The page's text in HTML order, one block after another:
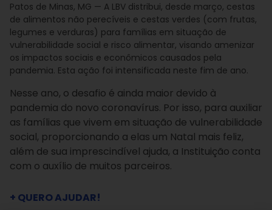
Patos de Minas, MG — A LBV distribui, desde março, cestas
de alimentos não perecíveis e cestas verdes (com frutas,
legumes e verduras) para famílias em situação de
vulnerabilidade social e risco alimentar, visando amenizar
os impactos sociais e econômicos causados pela
pandemia. Esta ação foi intensificada neste fim de ano.
Nesse ano, o desafio é ainda maior devido à
pandemia do novo coronavírus. Por isso, para auxiliar
as famílias que vivem em situação de vulnerabilidade
social, proporcionando a elas um Natal mais feliz,
além de sua imprescindível ajuda, a Instituição conta
com o auxílio de muitos parceiros.
+ QUERO AJUDAR!